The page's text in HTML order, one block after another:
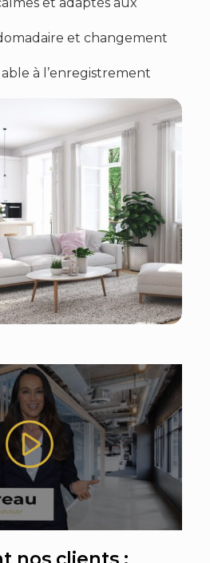
et changement
à l’enregistrement